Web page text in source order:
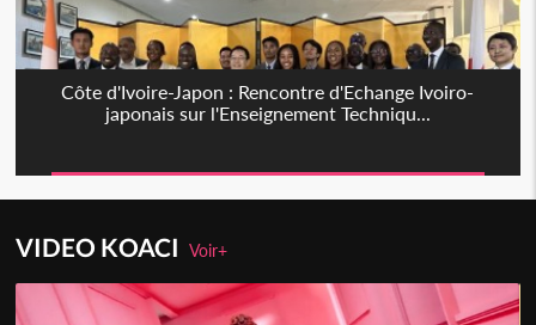
Côte d'Ivoire-Japon : Rencontre d'Echange Ivoiro-
japonais sur l'Enseignement Techniqu...
VIDEO KOACIVoir+